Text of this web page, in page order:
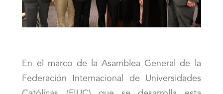
En el marco de la Asamblea General de la
Federación Internacional de Universidades